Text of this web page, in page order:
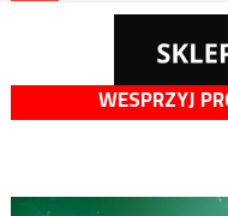
WESPRZYJ